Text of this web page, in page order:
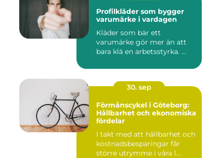
Profilkläder som bygger
varumärke i vardagen
Kläder som bär ett
varumärke gör mer än att
bara klä en arbetsstyrka. ...
30. sep
Förmånscykel i Göteborg:
Hållbarhet och ekonomiska
fördelar
I takt med att hållbarhet och
kostnadsbesparingar får
större utrymme i våra l...